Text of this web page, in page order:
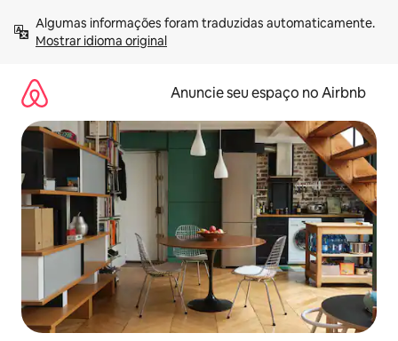
para
Mostrar idioma original
Anuncie seu espaço no Airbnb